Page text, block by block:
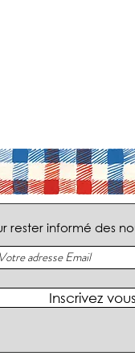
rester informé des
Inscrivez vous